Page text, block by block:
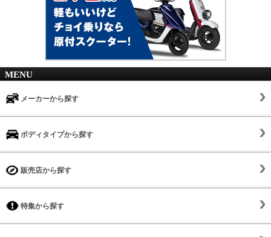
MENU
メーカーから探す
ボディタイプから探す
販売店から探す
特集から探す